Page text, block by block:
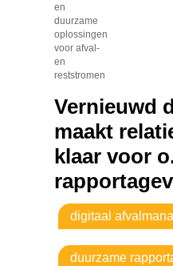
en
duurzame
oplossingen
voor afval-
en
reststromen
Vernieuwd
maakt
klaar voor
digitaal
duurzame